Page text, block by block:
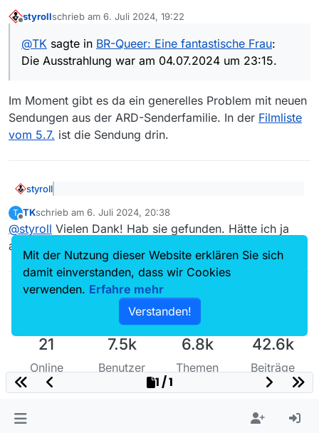
Zu welchem Sender gehört die Sendung?
Wie heißt die Sendung?
BR QUEER
Link zu der Sendung in der Mediathek des Senders
Welches Betriebssystem wird verwendet?
MS Windows 10
Die Ausstrahlung war am 04.07.2024 um 23:15.
Vielen Dank für jegliche Hilfe :).
Screensshot:
(es wurde nur das Thema auf “BR QUEER” eingeschränkt)
styrollschrieb am 6. Juli 2024, 19:22
zuletzt editiert von
@TK sagte in BR-Queer: Eine fantastische Frau:
Die Ausstrahlung war am 04.07.2024 um 23:15.
Im Moment gibt es da ein generelles Problem mit neuen
Sendungen aus der ARD-Senderfamilie. In der Filmliste
vom 5.7. ist die Sendung drin.
styroll
Die Ausstrahlung war am 04.07.2024 um 23:15.
Im Moment gibt es da ein generelles Problem mit neuen
Sendungen aus der ARD-Senderfamilie. In derFilmliste
vom 5.7.ist die Sendung drin.
T
Offline
TKschrieb am 6. Juli 2024, 20:38
zuletzt editiert von
@styroll Vielen Dank! Hab sie gefunden. Hätte ich ja
auch selber mal ausprobieren können 🙈
21
Online
7.5k
Benutzer
6.8k
Themen
42.6k
Beiträge
1 / 1
Mit der Nutzung dieser Website erklären Sie sich
damit einverstanden, dass wir Cookies
verwenden. Erfahre mehr
Verstanden!